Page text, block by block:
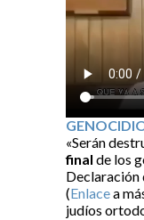
«Serán
final de los
Declaración
(Enlacea
judíos